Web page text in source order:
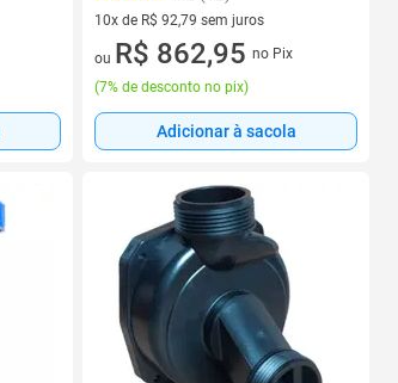
10x de R$ 92,79 sem juros
10 vez de R$ 92,79 sem juros
ou R$ 862,95 no Pix
(7% de desconto no pix)
Adicionar à sacola